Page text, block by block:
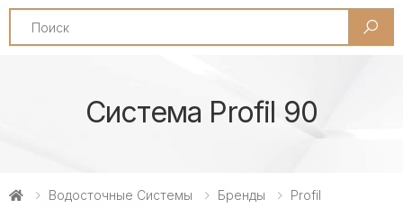
Search
Система Profil 90
Водосточные Системы Бренды
Profil